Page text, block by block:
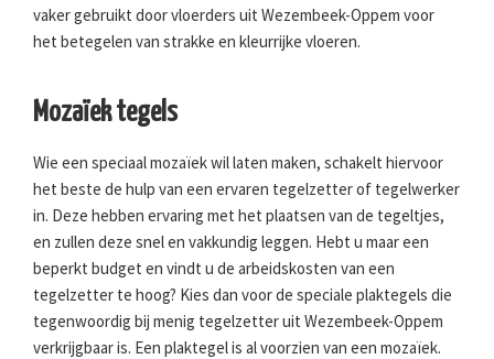
vaker gebruikt door vloerders uit Wezembeek-Oppem voor
het betegelen van strakke en kleurrijke vloeren.
Mozaïek tegels
Wie een speciaal mozaïek wil laten maken, schakelt hiervoor
het beste de hulp van een ervaren tegelzetter of tegelwerker
in. Deze hebben ervaring met het plaatsen van de tegeltjes,
en zullen deze snel en vakkundig leggen. Hebt u maar een
beperkt budget en vindt u de arbeidskosten van een
tegelzetter te hoog? Kies dan voor de speciale plaktegels die
tegenwoordig bij menig tegelzetter uit Wezembeek-Oppem
verkrijgbaar is. Een plaktegel is al voorzien van een mozaïek.